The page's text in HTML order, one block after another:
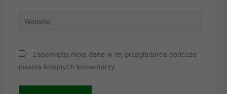
Website
Zapamiętaj moje dane w tej przeglądarce podczas
pisania kolejnych komentarzy.